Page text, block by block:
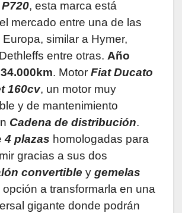
, esta marca está
mercado entre una de las
similar a Hymer,
entre otras. Año
. Motor Fiat Ducato
160cv, un motor muy
y de mantenimiento
Cadena de distribución.
4 plazas homologadas para
gracias a sus dos
convertible y gemelas
a transformarla en una
gigante donde podrán